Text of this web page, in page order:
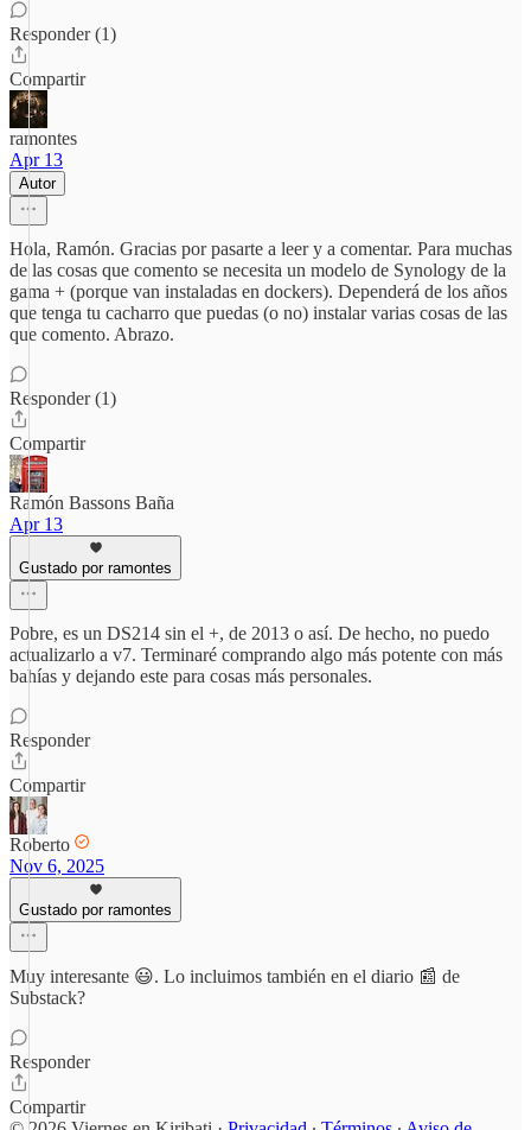
Responder (1)
Compartir
ramontes
Apr 13
Autor
Hola, Ramón. Gracias por pasarte a leer y a comentar. Para muchas
de las cosas que comento se necesita un modelo de Synology de la
gama + (porque van instaladas en dockers). Dependerá de los años
que tenga tu cacharro que puedas (o no) instalar varias cosas de las
que comento. Abrazo.
Responder (1)
Compartir
Ramón Bassons Baña
Apr 13
Gustado por ramontes
Pobre, es un DS214 sin el +, de 2013 o así. De hecho, no puedo
actualizarlo a v7. Terminaré comprando algo más potente con más
bahías y dejando este para cosas más personales.
Responder
Compartir
Roberto
Nov 6, 2025
Gustado por ramontes
Muy interesante 😃. Lo incluimos también en el diario 📰 de
Substack?
Responder
Compartir